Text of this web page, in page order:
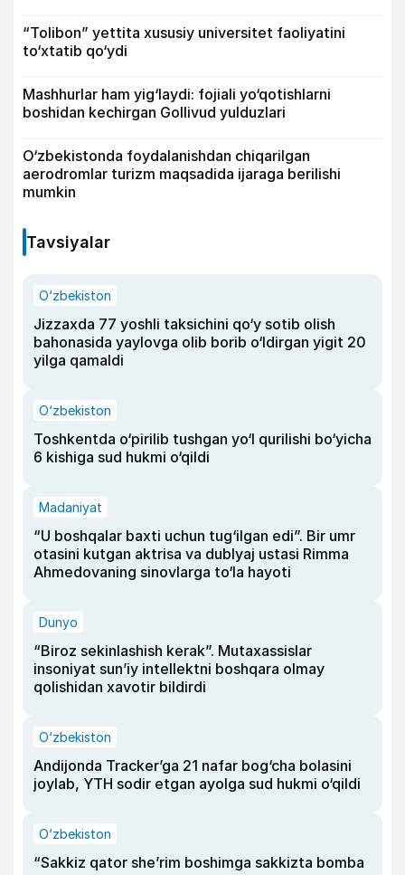
“Tolibon” yettita xususiy universitet faoliyatini
to‘xtatib qo‘ydi
Mashhurlar ham yig‘laydi: fojiali yo‘qotishlarni
boshidan kechirgan Gollivud yulduzlari
O‘zbekistonda foydalanishdan chiqarilgan
aerodromlar turizm maqsadida ijaraga berilishi
mumkin
Tavsiyalar
O‘zbekiston
Jizzaxda 77 yoshli taksichini qo‘y sotib olish
bahonasida yaylovga olib borib o‘ldirgan yigit 20
yilga qamaldi
O‘zbekiston
Toshkentda o‘pirilib tushgan yo‘l qurilishi bo‘yicha
6 kishiga sud hukmi o‘qildi
Madaniyat
“U boshqalar baxti uchun tug‘ilgan edi”. Bir umr
otasini kutgan aktrisa va dublyaj ustasi Rimma
Ahmedovaning sinovlarga to‘la hayoti
Dunyo
“Biroz sekinlashish kerak”. Mutaxassislar
insoniyat sun’iy intellektni boshqara olmay
qolishidan xavotir bildirdi
O‘zbekiston
Andijonda Tracker’ga 21 nafar bog‘cha bolasini
joylab, YTH sodir etgan ayolga sud hukmi o‘qildi
O‘zbekiston
“Sakkiz qator she’rim boshimga sakkizta bomba